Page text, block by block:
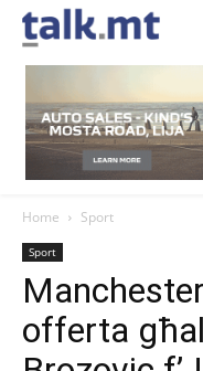
Home Sport
Sport
offerta